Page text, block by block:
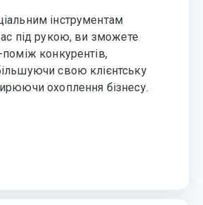
інструментам
під рукою, ви зможете
поміж конкурентів,
свою клієнтську
охоплення бізнесу.